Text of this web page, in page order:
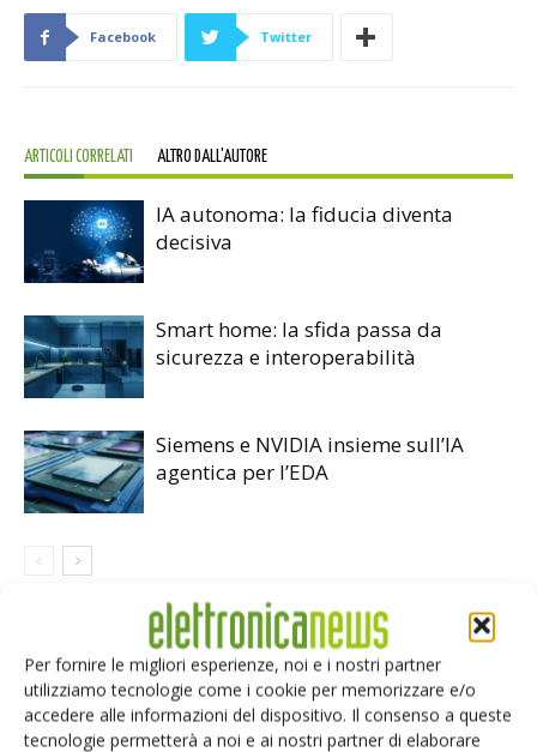
Per fornire le migliori esperienze, noi e i nostri partner
utilizziamo tecnologie come i cookie per memorizzare e/o
accedere alle informazioni del dispositivo. Il consenso a queste
tecnologie permetterà a noi e ai nostri partner di elaborare
Facebook Twitter
ARTICOLI CORRELATI ALTRO DALL'AUTORE
IA autonoma: la fiducia diventa
decisiva
Smart home: la sfida passa da
sicurezza e interoperabilità
Siemens e NVIDIA insieme sull’IA
agentica per l’EDA
LASCIA UN COMMENTO